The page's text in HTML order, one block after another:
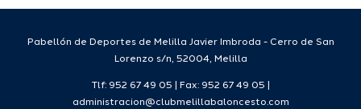
Pabellón de Deportes de Melilla Javier Imbroda - Cerro de San
Lorenzo s/n, 52004, Melilla
Tlf: 952 67 49 05 | Fax: 952 67 49 05 |
administracion@clubmelillabaloncesto.com